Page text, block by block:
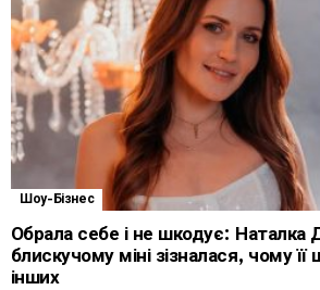
Шоу-Бізнес
Обрала себе і не шкодує: Наталка
блискучому міні зізналася, чому
інших